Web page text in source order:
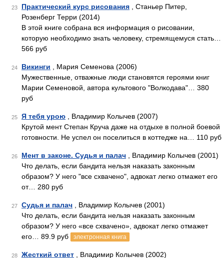
23 Практический курс рисования , Станьер Питер,
Розенберг Терри (2014)
В этой книге собрана вся информация о рисовании,
которую необходимо знать человеку, стремящемуся стать…
566 руб
24 Викинги , Мария Семенова (2006)
Мужественные, отважные люди становятся героями книг
Марии Семеновой, автора культового "Волкодава"… 380
руб
25 Я тебя урою , Владимир Колычев (2007)
Крутой мент Степан Круча даже на отдыхе в полной боевой
готовности. Не успел он поселиться в коттедже на… 110 руб
26 Мент в законе. Судья и палач , Владимир Колычев (2001)
Что делать, если бандита нельзя наказать законным
образом? У него "все схвачено", адвокат легко отмажет его
от… 280 руб
27 Судья и палач , Владимир Колычев (2001)
Что делать, если бандита нельзя наказать законным
образом? У него «все схвачено», адвокат легко отмажет
его… 89.9 руб
электронная книга
28 Жесткий ответ , Владимир Колычев (2002)